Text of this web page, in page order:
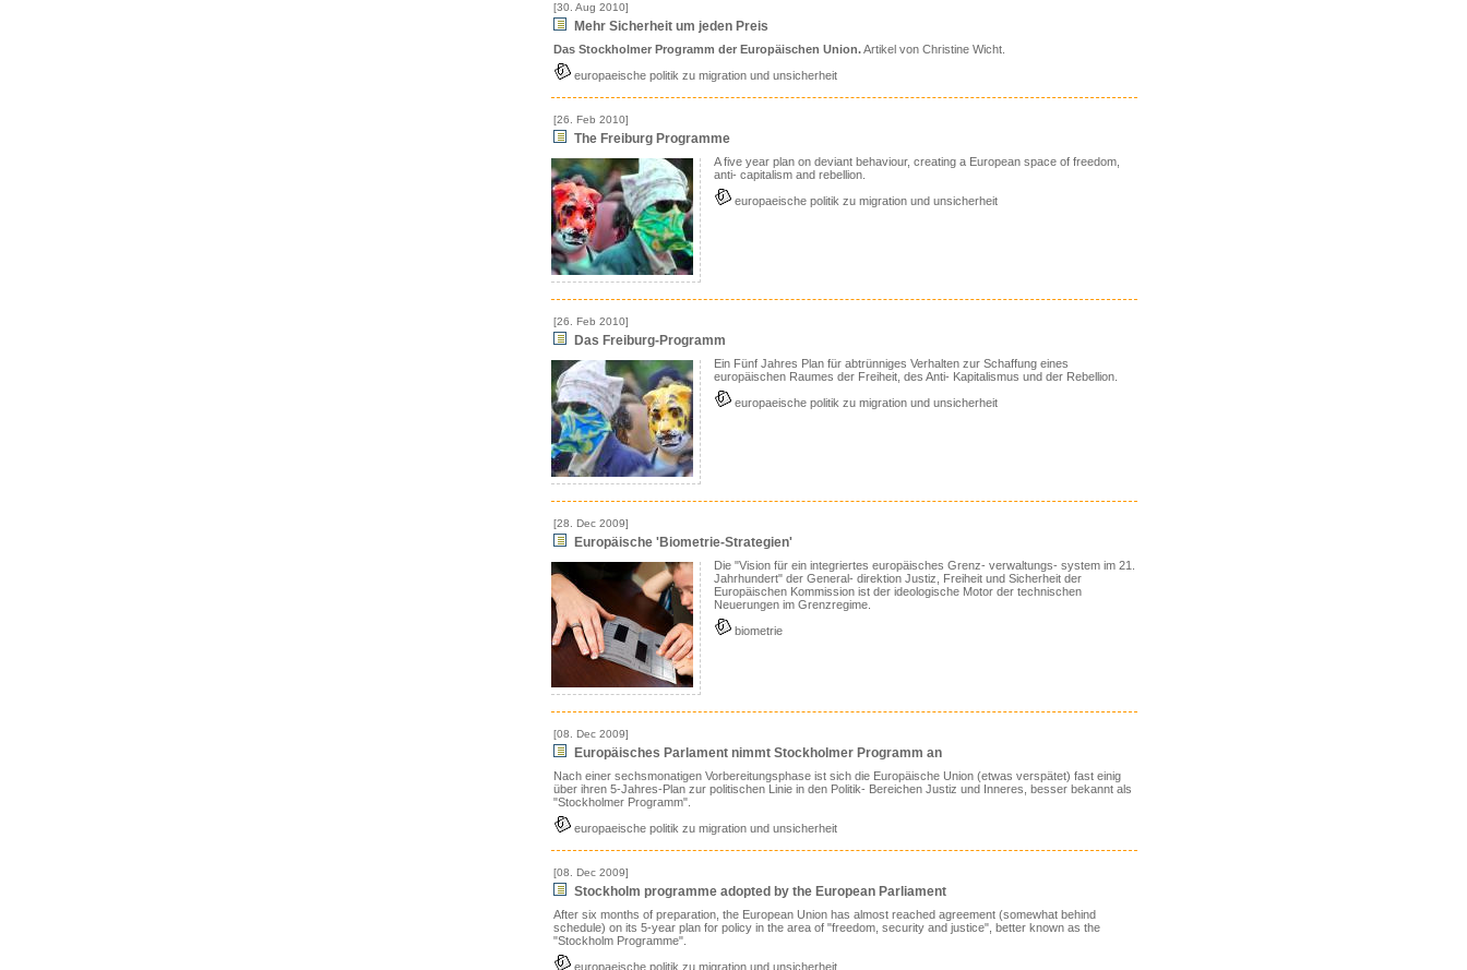
[30. Aug 2010]
Mehr Sicherheit um jeden Preis
Das Stockholmer Programm der Europäischen Union.Artikel von Christine Wicht.
europaeische politik zu migration und unsicherheit
[26. Feb 2010]
The Freiburg Programme
A five year plan on deviant behaviour, creating a European space of freedom,
anti- capitalism and rebellion.
europaeische politik zu migration und unsicherheit
[26. Feb 2010]
Das Freiburg-Programm
Ein Fünf Jahres Plan für abtrünniges Verhalten zur Schaffung eines
europäischen Raumes der Freiheit, des Anti- Kapitalismus und der Rebellion.
europaeische politik zu migration und unsicherheit
[28. Dec 2009]
Europäische 'Biometrie-Strategien'
Die "Vision für ein integriertes europäisches Grenz- verwaltungs- system im 21.
Jahrhundert" der General- direktion Justiz, Freiheit und Sicherheit der
Europäischen Kommission ist der ideologische Motor der technischen
Neuerungen im Grenzregime.
biometrie
[08. Dec 2009]
Europäisches Parlament nimmt Stockholmer Programm an
Nach einer sechsmonatigen Vorbereitungsphase ist sich die Europäische Union (etwas verspätet) fast einig
über ihren 5-Jahres-Plan zur politischen Linie in den Politik- Bereichen Justiz und Inneres, besser bekannt als
"Stockholmer Programm".
europaeische politik zu migration und unsicherheit
[08. Dec 2009]
Stockholm programme adopted by the European Parliament
After six months of preparation, the European Union has almost reached agreement (somewhat behind
schedule) on its 5-year plan for policy in the area of "freedom, security and justice", better known as the
"Stockholm Programme".
europaeische politik zu migration und unsicherheit